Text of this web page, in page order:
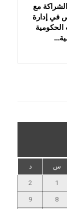
مع
في إدارة
س د
1
2
8
9